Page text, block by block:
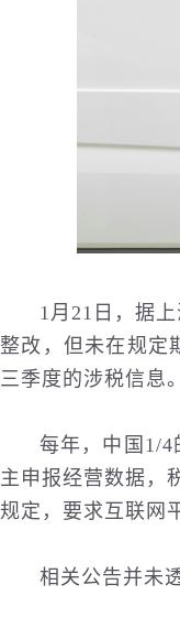
1月21日，据
整改，但未在规定
三季度的涉税信息
每年，中国1/
主申报经营数据，
规定，要求互联网
相关公告并未